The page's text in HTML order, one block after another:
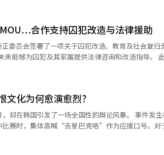
淋浴用轮椅及盲文指示
以及独特的西海美丽日落景观而闻名。 特别是最近被联合国教科
国内著名的清洁生态环境滩涂，提供了与海水浴场
以尽情享受务安的夏日氛围。 浙江省光州还在各海滩部署了安
警和警方等相关机构保持协作。关闭后还将运营两周
涂体验和文化表演等各具特色的内容。如果您还没
验中创造特别的回忆。”※ 本报道经人工智能（AI
巡查，严格落实高温时段停工或休息制度，确保劳
路、铁路等基础设施安全检查，并保障电力稳定供应。 持续
和死亡人数。疾病管理厅当天公布的数据显示，5
这也是韩国今夏首次连续五天出现高温相关死亡病
为热射病（16.9%）、热痉挛（11.1%）和热晕厥
域。 韩国气象厅预计，本轮极端高温将在本月7日
，仁川、光州最高38℃，大田、大邱37℃。随着大
部海域的湿润气流将为东海岸和济州地区带来明
合作支持囚犯改造与法律援助
委员会签署了一项关于囚犯改造、教育及社会复归
犯及其家属提供法律咨询和改造指导。 此次签约仪式于前一天在
出席的有法务法人 YK代表律师姜京勋、顾问委员
业组成，支持囚犯的改造教育、职业培训、心理咨
行政所需的法律咨询，为全国的矫正委员及其家属
正志愿者组织“希望支
。由顾问金东贤担任团长的56名律师及委员，参与
文化为何愈演愈烈？
一场全国性的舆论风暴。 事件发生在韩国高中棒球比赛现
赛时，集体高喊“去星巴克咯”作为应援口号。对
销争议密切相关。